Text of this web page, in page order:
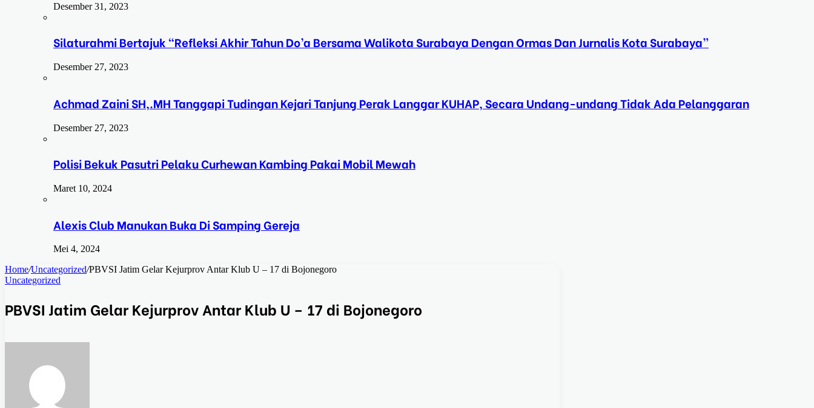
Desember 31, 2023
Silaturahmi Bertajuk “Refleksi Akhir Tahun Do’a Bersama Walikota Surabaya Dengan Ormas Dan Jurnalis Kota Surabaya”
Desember 27, 2023
Achmad Zaini SH,.MH Tanggapi Tudingan Kejari Tanjung Perak Langgar KUHAP, Secara Undang-undang Tidak Ada Pelanggaran
Desember 27, 2023
Polisi Bekuk Pasutri Pelaku Curhewan Kambing Pakai Mobil Mewah
Maret 10, 2024
Alexis Club Manukan Buka Di Samping Gereja
Mei 4, 2024
Home/Uncategorized/PBVSI Jatim Gelar Kejurprov Antar Klub U – 17 di Bojonegoro
Uncategorized
PBVSI Jatim Gelar Kejurprov Antar Klub U – 17 di Bojonegoro